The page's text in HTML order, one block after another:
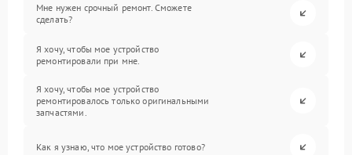
Мне нужен срочный ремонт. Сможете
сделать?
Я хочу, чтобы мое устройство
ремонтировали при мне.
Я хочу, чтобы мое устройство
ремонтировалось только оригинальными
запчастями.
Как я узнаю, что мое устройство готово?